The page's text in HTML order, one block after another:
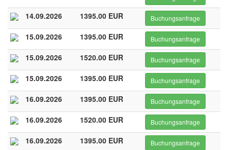
14.09.2026 1395.00 EUR Buchungsanfrage
15.09.2026 1395.00 EUR Buchungsanfrage
15.09.2026 1520.00 EUR Buchungsanfrage
15.09.2026 1395.00 EUR Buchungsanfrage
16.09.2026 1395.00 EUR Buchungsanfrage
16.09.2026 1520.00 EUR Buchungsanfrage
16.09.2026 1395.00 EUR Buchungsanfrage